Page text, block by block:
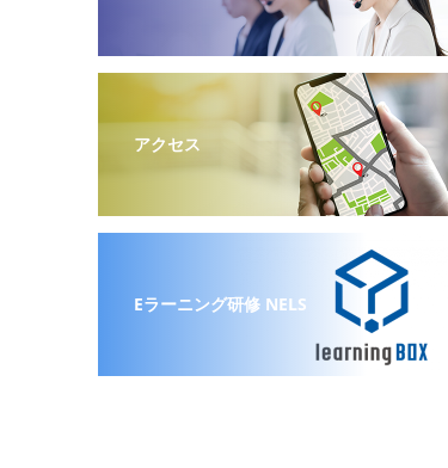
アクセス
Eラーニング研修 NELS